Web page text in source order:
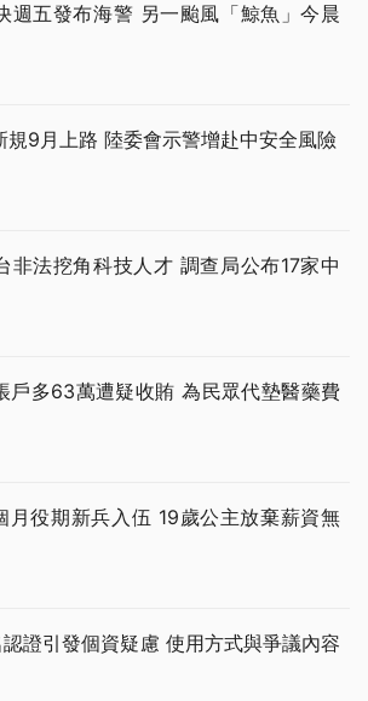
週五發布海警 另一颱風「鯨魚」今晨
規9月上路 陸委會示警增赴中安全風險
非法挖角科技人才 調查局公布17家中
戶多63萬遭疑收賄 為民眾代墊醫藥費
月役期新兵入伍 19歲公主放棄薪資無
證引發個資疑慮 使用方式與爭議內容